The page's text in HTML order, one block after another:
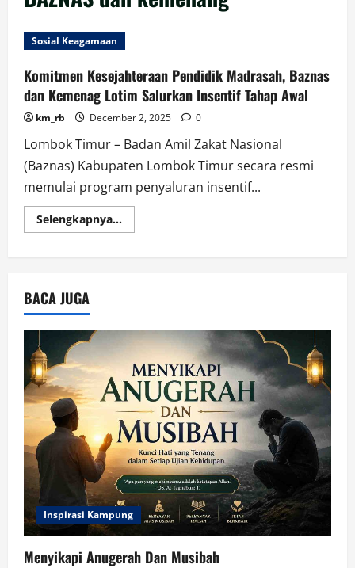
Sosial Keagamaan
Komitmen Kesejahteraan Pendidik Madrasah, Baznas
dan Kemenag Lotim Salurkan Insentif Tahap Awal
km_rb December 2, 2025 0
Lombok Timur – Badan Amil Zakat Nasional
(Baznas) Kabupaten Lombok Timur secara resmi
memulai program penyaluran insentif...
Selengkapnya...Read
more
Kemenag
Lotim
Salurkan
Insentif
Tahap
Awal
BACA JUGA
Inspirasi Kampung
Menyikapi Anugerah Dan Musibah